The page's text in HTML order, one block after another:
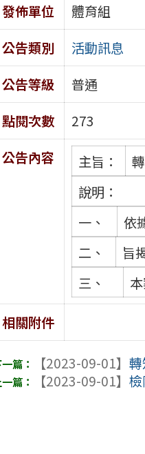
發佈單位
體育組
公告類別
活動訊息
公告等級
普通
點閱次數
273
公告內容
主旨：
說明：
一、
依
二、
旨
三、
相關附件
【2023-09-01】
【2023-09-01】